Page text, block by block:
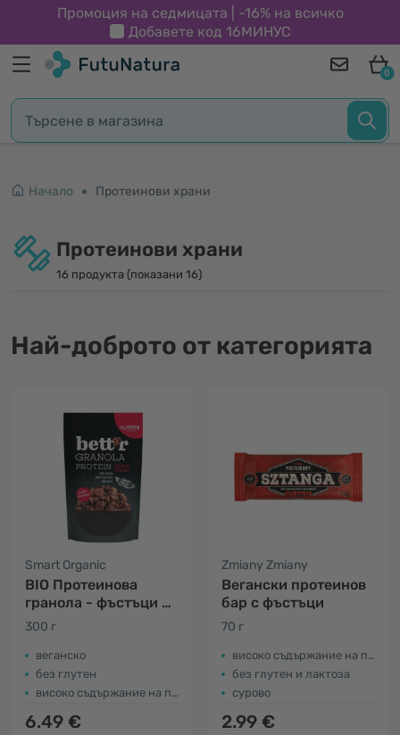
Промоция на седмицата | -16% на всичко
Добавете код 16МИНУС
0
Начало Протеинови храни
Протеинови храни
16 продукта (показани 16)
Най-доброто от категорията
Smart Organic
BIO Протеинова
гранола - фъстъци и
какао
300 г
веганско
без глутен
високо съдържание на протеини
6.49 €
Zmiany Zmiany
Вегански протеинов
бар с фъстъци
70 г
високо съдържание на протеини
без глутен и лактоза
суровo
2.99 €